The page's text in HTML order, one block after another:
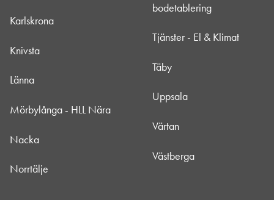
Karlskrona
Knivsta
Länna
Mörbylånga - HLL Nära
Nacka
Norrtälje
bodetablering
Tjänster - El & Klimat
Täby
Uppsala
Värtan
Västberga